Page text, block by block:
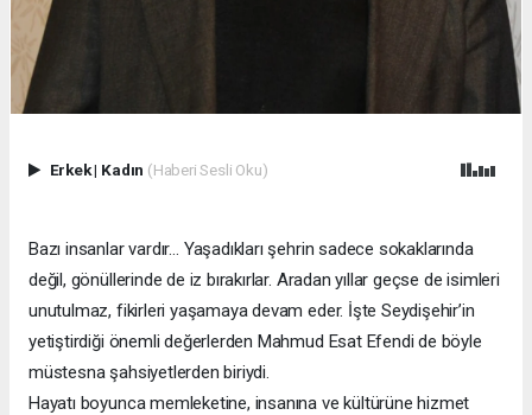
Erkek| Kadın (Haberi Sesli Oku)
Bazı insanlar vardır… Yaşadıkları şehrin sadece sokaklarında
değil, gönüllerinde de iz bırakırlar. Aradan yıllar geçse de isimleri
unutulmaz, fikirleri yaşamaya devam eder. İşte Seydişehir’in
yetiştirdiği önemli değerlerden Mahmud Esat Efendi de böyle
müstesna şahsiyetlerden biriydi.
Hayatı boyunca memleketine, insanına ve kültürüne hizmet